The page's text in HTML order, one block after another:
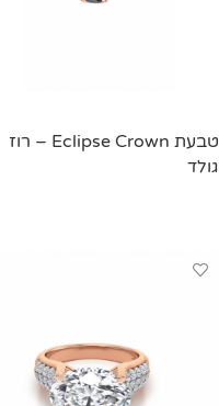
טבעת Eclipse Crown – רוז
גולד